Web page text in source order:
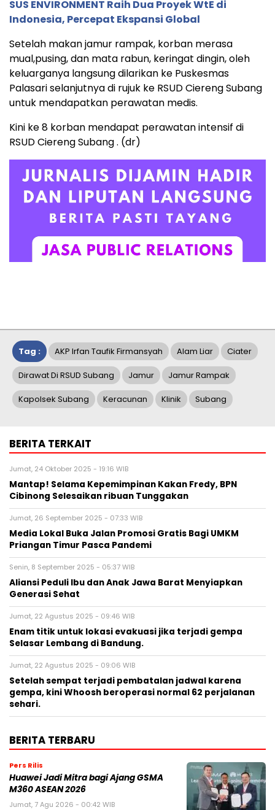
SUS ENVIRONMENT Raih Dua Proyek WtE di
Indonesia, Percepat Ekspansi Global
Setelah makan jamur rampak, korban merasa
mual,pusing, dan mata rabun, keringat dingin, oleh
keluarganya langsung dilarikan ke Puskesmas
Palasari selanjutnya di rujuk ke RSUD Ciereng Subang
untuk mendapatkan perawatan medis.
Kini ke 8 korban mendapat perawatan intensif di
RSUD Ciereng Subang . (dr)
Tag : AKP Irfan Taufik Firmansyah Alam Liar Ciater
Dirawat Di RSUD Subang Jamur Jamur Rampak
Kapolsek Subang Keracunan Klinik Subang
BERITA TERKAIT
Jumat, 24 Oktober 2025 - 19:16 WIB
Mantap! Selama Kepemimpinan Kakan Fredy, BPN
Cibinong Selesaikan ribuan Tunggakan
Jumat, 26 September 2025 - 07:33 WIB
Media Lokal Buka Jalan Promosi Gratis Bagi UMKM
Priangan Timur Pasca Pandemi
Senin, 8 September 2025 - 05:37 WIB
Aliansi Peduli Ibu dan Anak Jawa Barat Menyiapkan
Generasi Sehat
Jumat, 22 Agustus 2025 - 09:46 WIB
Enam titik untuk lokasi evakuasi jika terjadi gempa
Selasar Lembang di Bandung.
Jumat, 22 Agustus 2025 - 09:06 WIB
Setelah sempat terjadi pembatalan jadwal karena
gempa, kini Whoosh beroperasi normal 62 perjalanan
sehari.
BERITA TERBARU
Pers Rilis
Huawei Jadi Mitra bagi Ajang GSMA
M360 ASEAN 2026
Jumat, 7 Agu 2026 - 00:42 WIB